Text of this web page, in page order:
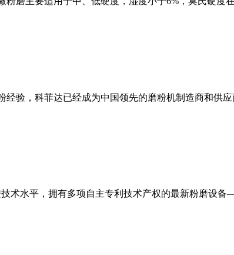
验，科菲达已经成为中国领先的磨粉机制造商和供
术水平，拥有多项自主专利技术产权的最新粉磨设